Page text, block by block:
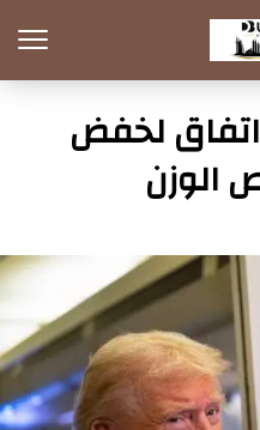
لخفض
الوزن